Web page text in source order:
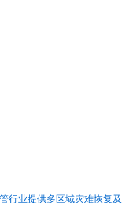
行业提供多区域灾难恢复及